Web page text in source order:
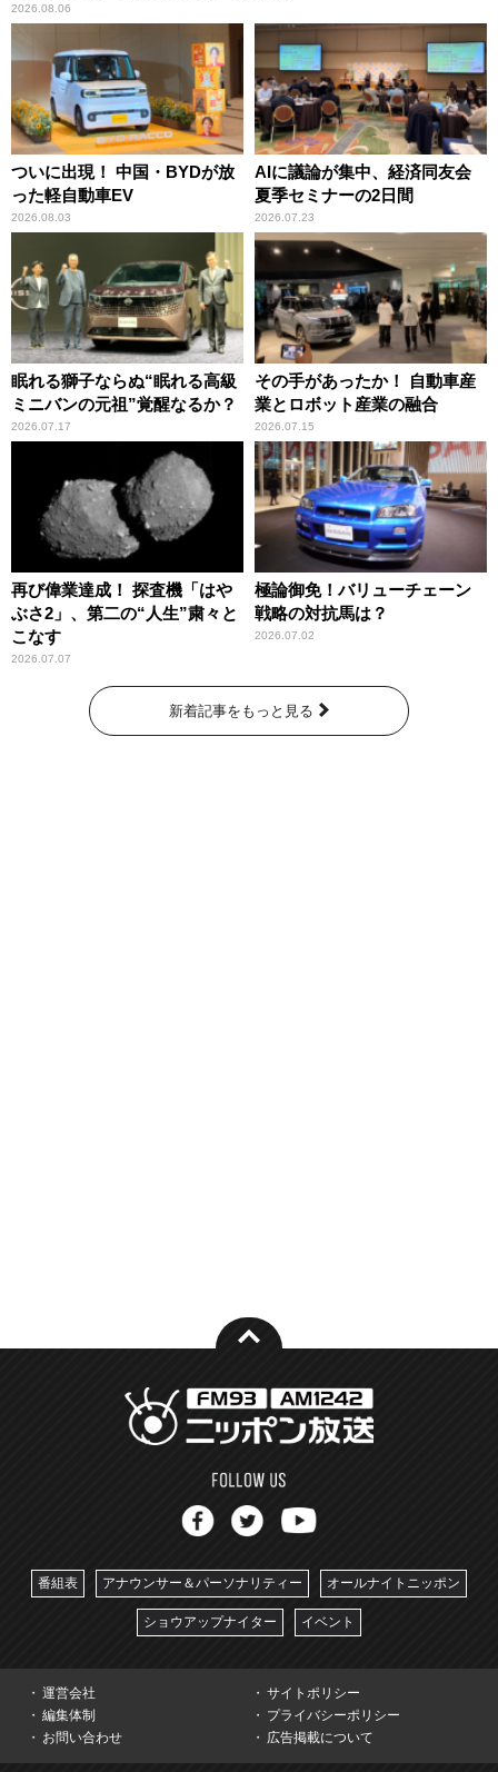
2026.08.06
ついに出現！ 中国・BYDが放
った軽自動車EV
2026.08.03
AIに議論が集中、経済同友会
夏季セミナーの2日間
2026.07.23
眠れる獅子ならぬ“眠れる高級
ミニバンの元祖”覚醒なるか？
2026.07.17
その手があったか！ 自動車産
業とロボット産業の融合
2026.07.15
再び偉業達成！ 探査機「はや
ぶさ2」、第二の“人生”粛々と
こなす
2026.07.07
極論御免！バリューチェーン
戦略の対抗馬は？
2026.07.02
新着記事をもっと見る
番組表 アナウンサー＆パーソナリティー オールナイトニッポン
ショウアップナイター イベント
運営会社
サイトポリシー
編集体制
プライバシーポリシー
お問い合わせ
広告掲載について